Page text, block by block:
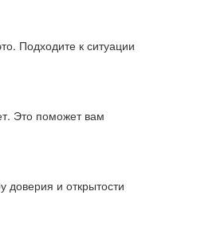
Подходите к ситуации
Это поможет вам
доверия и открытости